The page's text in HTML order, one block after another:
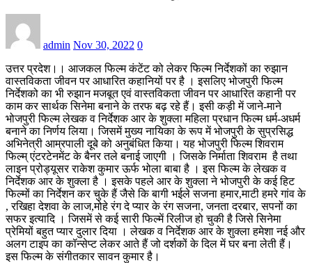
admin Nov 30, 2022 0
उत्तर प्रदेश।। आजकल फिल्म कंटेंट को लेकर फिल्म निर्देशकों का रुझान
वास्तविकता जीवन पर आधारित कहानियों पर है । इसलिए भोजपुरी फिल्म
निर्देशको का भी रुझान मजबूत एवं वास्तविकता जीवन पर आधारित कहानी पर
काम कर सार्थक सिनेमा बनाने के तरफ बढ़ रहे हैं। इसी कड़ी में जाने-माने
भोजपुरी फिल्म लेखक व निर्देशक आर के शुक्ला महिला प्रधान फिल्म धर्म-अधर्म
बनाने का निर्णय लिया। जिसमें मुख्य नायिका के रूप में भोजपुरी के सुप्रसिद्ध
अभिनेत्री आम्रपाली दूबे को अनुबंधित किया। यह भोजपुरी फिल्म शिवराम
फिल्म् एंटरटेनमेंट के बैनर तले बनाई जाएगी । जिसके निर्माता शिवराम है तथा
लाइन प्रोड्यूसर राकेश कुमार ऊर्फ भोला बाबा है । इस फिल्म के लेखक व
निर्देशक आर के शुक्ला है । इसके पहले आर के शुक्ला ने भोजपुरी के कई हिट
फिल्मों का निर्देशन कर चुके हैं जैसे कि बागी भईले सजना हमार,माटी हमरे गांव के
, रखिहा देशवा के लाज,मोहे रंग दे प्यार के रंग सजना, जनता दरबार, सपनों का
सफर इत्यादि । जिसमें से कई सारी फिल्में रिलीज हो चुकी है जिसे सिनेमा
प्रेमियों बहुत प्यार दुलार दिया । लेखक व निर्देशक आर के शुक्ला हमेशा नई और
अलग टाइप का कॉन्सेप्ट लेकर आते हैं जो दर्शकों के दिल में घर बना लेती हैं।
इस फिल्म के संगीतकार सावन कुमार है।